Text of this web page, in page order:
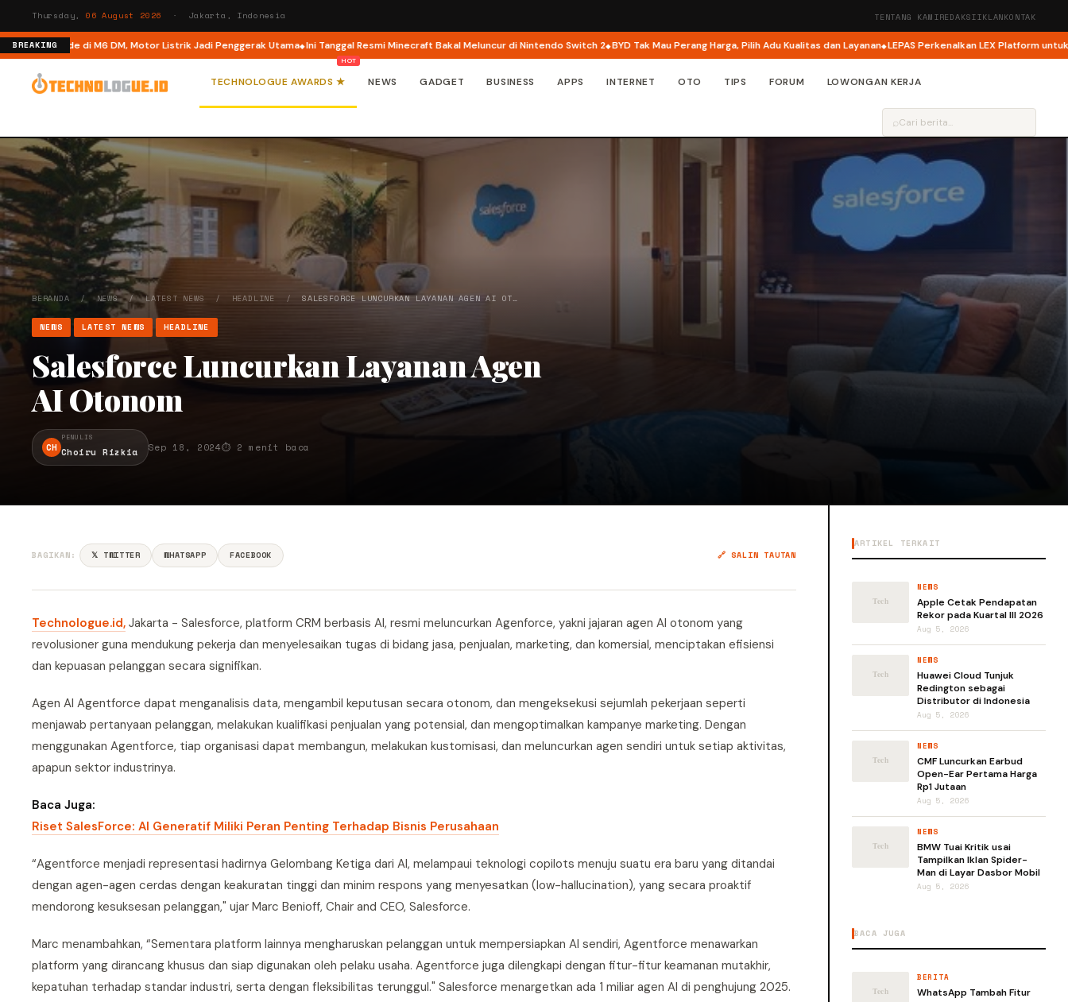
Thursday, 06 August 2026 · Jakarta, Indonesia TENTANG KAMIREDAKSIIKLANKONTAK
BREAKING
Mode di M6 DM, Motor Listrik Jadi Penggerak Utama Ini Tanggal Resmi Minecraft Bakal Meluncur di Nintendo Switch 2 BYD Tak Mau Perang Harga, Pilih Adu Kualitas dan Layanan LEPAS Perkenalkan LEX Platform untuk
TECHNOLOGUE AWARDS ★ NEWS GADGET BUSINESS APPS INTERNET OTO TIPS FORUM LOWONGAN KERJA
⌕
BERANDA /NEWS/LATEST NEWS / HEADLINE /SALESFORCE LUNCURKAN LAYANAN AGEN AI OT…
NEWS LATEST NEWS HEADLINE
Salesforce Luncurkan Layanan Agen
AI Otonom
CH
PENULIS
Choiru Rizkia Sep 18, 2024⏱ 2 menit baca
BAGIKAN: 𝕏 TWITTER WHATSAPP FACEBOOK 🔗 SALIN TAUTAN
Technologue.id, Jakarta - Salesforce, platform CRM berbasis AI, resmi meluncurkan Agenforce, yakni jajaran agen AI otonom yang
revolusioner guna mendukung pekerja dan menyelesaikan tugas di bidang jasa, penjualan, marketing, dan komersial, menciptakan efisiensi
dan kepuasan pelanggan secara signifikan.
Agen AI Agentforce dapat menganalisis data, mengambil keputusan secara otonom, dan mengeksekusi sejumlah pekerjaan seperti
menjawab pertanyaan pelanggan, melakukan kualifikasi penjualan yang potensial, dan mengoptimalkan kampanye marketing. Dengan
menggunakan Agentforce, tiap organisasi dapat membangun, melakukan kustomisasi, dan meluncurkan agen sendiri untuk setiap aktivitas,
apapun sektor industrinya.
Baca Juga:
Riset SalesForce: AI Generatif Miliki Peran Penting Terhadap Bisnis Perusahaan
“Agentforce menjadi representasi hadirnya Gelombang Ketiga dari AI, melampaui teknologi copilots menuju suatu era baru yang ditandai
dengan agen-agen cerdas dengan keakuratan tinggi dan minim respons yang menyesatkan (low-hallucination), yang secara proaktif
mendorong kesuksesan pelanggan," ujar Marc Benioff, Chair and CEO, Salesforce.
Marc menambahkan, “Sementara platform lainnya mengharuskan pelanggan untuk mempersiapkan AI sendiri, Agentforce menawarkan
platform yang dirancang khusus dan siap digunakan oleh pelaku usaha. Agentforce juga dilengkapi dengan fitur-fitur keamanan mutakhir,
kepatuhan terhadap standar industri, serta dengan fleksibilitas terunggul." Salesforce menargetkan ada 1 miliar agen AI di penghujung 2025.
ARTIKEL TERKAIT
NEWS
Apple Cetak Pendapatan
Rekor pada Kuartal III 2026
Aug 5, 2026
NEWS
Huawei Cloud Tunjuk
Redington sebagai
Distributor di Indonesia
Aug 5, 2026
NEWS
CMF Luncurkan Earbud
Open-Ear Pertama Harga
Rp1 Jutaan
Aug 5, 2026
NEWS
BMW Tuai Kritik usai
Tampilkan Iklan Spider-
Man di Layar Dasbor Mobil
Aug 5, 2026
BACA JUGA
BERITA
WhatsApp Tambah Fitur